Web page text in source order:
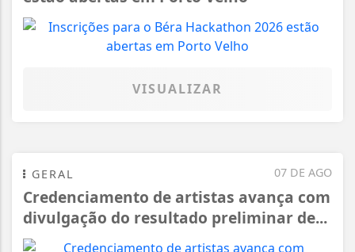
VISUALIZAR
07 DE AGO
GERAL
Credenciamento de artistas avança com
divulgação do resultado preliminar de...